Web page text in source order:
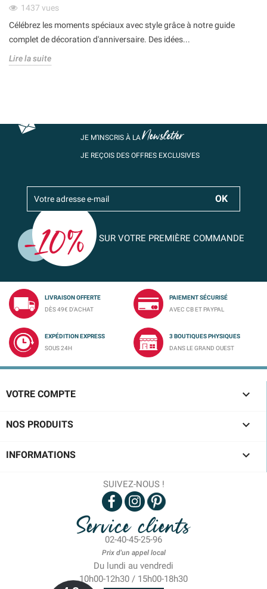
1437 vues
Célébrez les moments spéciaux avec style grâce à notre guide
complet de décoration d'anniversaire. Des idées...
Lire la suite
JE M’INSCRIS À LANewsletter
JE REÇOIS DES OFFRES EXCLUSIVES
SUR VOTRE PREMIÈRE COMMANDE
LIVRAISON OFFERTE
DÈS 49€ D'ACHAT
PAIEMENT SÉCURISÉ
AVEC CB ET PAYPAL
EXPÉDITION EXPRESS
SOUS 24H
3 BOUTIQUES PHYSIQUES
DANS LE GRAND OUEST
VOTRE COMPTE 
NOS PRODUITS 
INFORMATIONS 
SUIVEZ-NOUS !
Service clients
02-40-45-25-96
Prix d'un appel local
Du lundi au vendredi
10h00-12h30 / 15h00-18h30